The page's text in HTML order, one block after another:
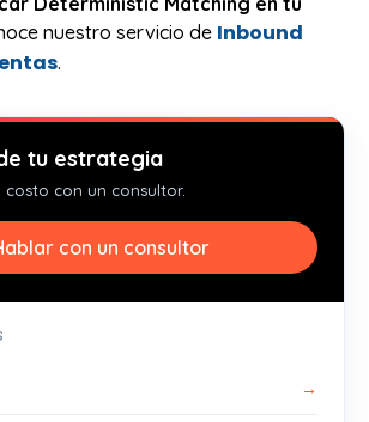
nuestro servicio de Inbound
.
tu estrategia
costo con un consultor.
con un consultor
→